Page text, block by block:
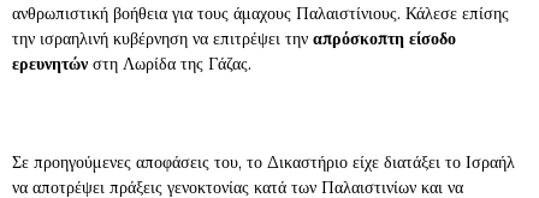
ανθρωπιστική βοήθεια για τους άμαχους Παλαιστίνιους. Κάλεσε επίσης
την ισραηλινή κυβέρνηση να επιτρέψει την απρόσκοπτη είσοδο
ερευνητών στη Λωρίδα της Γάζας.
Σε προηγούμενες αποφάσεις του, το Δικαστήριο είχε διατάξει το Ισραήλ
να αποτρέψει πράξεις γενοκτονίας κατά των Παλαιστινίων και να